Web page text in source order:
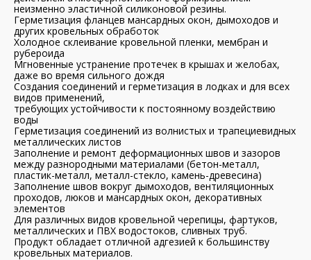
неизменно эластичной силиконовой резины.
Герметизация фланцев мансардных окон, дымоходов и
других кровельных обработок
Холодное cклеивание кровельной пленки, мембран и
рубероида
Мгновенные устранение протечек в крышах и желобах,
даже во время сильного дождя
Создания соединений и герметизация в лодках и для всех
видов применений,
требующих устойчивости к постоянному воздействию
воды
Герметизация соединений из волнистых и трапециевидных
металлических листов
Заполнение и ремонт деформационных швов и зазоров
между разнородными материалами (бетон-металл,
пластик-металл, металл-стекло, камень-древесина)
Заполнение швов вокруг дымоходов, вентиляционных
проходов, люков и мансардных окон, декоративных
элементов
Для различных видов кровельной черепицы, фартуков,
металлических и ПВХ водостоков, сливных труб.
Продукт обладает отличной адгезией к большинству
кровельных материалов.